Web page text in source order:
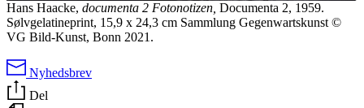
Hans Haacke, documenta 2 Fotonotizen, Documenta 2, 1959.
Sølvgelatineprint, 15,9 x 24,3 cm Sammlung Gegenwartskunst ©
VG Bild-Kunst, Bonn 2021.
Nyhedsbrev
Del